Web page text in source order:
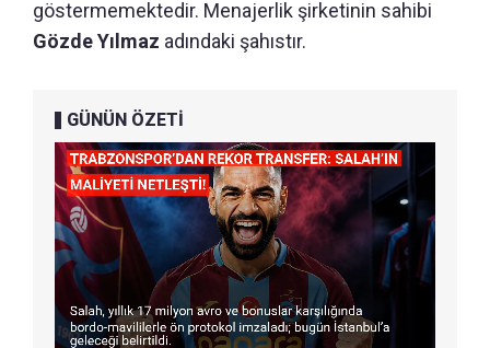
göstermemektedir. Menajerlik şirketinin sahibi
Gözde Yılmaz adındaki şahıstır.
GÜNÜN ÖZETİ